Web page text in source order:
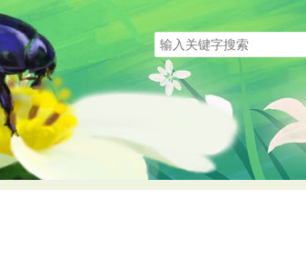
搜
索
关
键
字